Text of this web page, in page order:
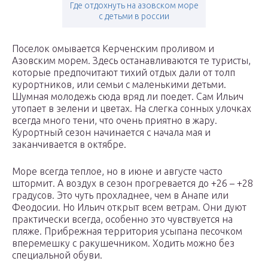
Где отдохнуть на азовском море
с детьми в россии
Поселок омывается Керченским проливом и
Азовским морем. Здесь останавливаются те туристы,
которые предпочитают тихий отдых дали от толп
курортников, или семьи с маленькими детьми.
Шумная молодежь сюда вряд ли поедет. Сам Ильич
утопает в зелени и цветах. На слегка сонных улочках
всегда много тени, что очень приятно в жару.
Курортный сезон начинается с начала мая и
заканчивается в октябре.
Море всегда теплое, но в июне и августе часто
штормит. А воздух в сезон прогревается до +26 – +28
градусов. Это чуть прохладнее, чем в Анапе или
Феодосии. Но Ильич открыт всем ветрам. Они дуют
практически всегда, особенно это чувствуется на
пляже. Прибрежная территория усыпана песочком
вперемешку с ракушечником. Ходить можно без
специальной обуви.